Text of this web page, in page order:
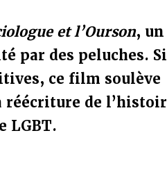
et l’Ourson, un
par des peluches. Si
ce film soulève
réécriture de
LGBT.